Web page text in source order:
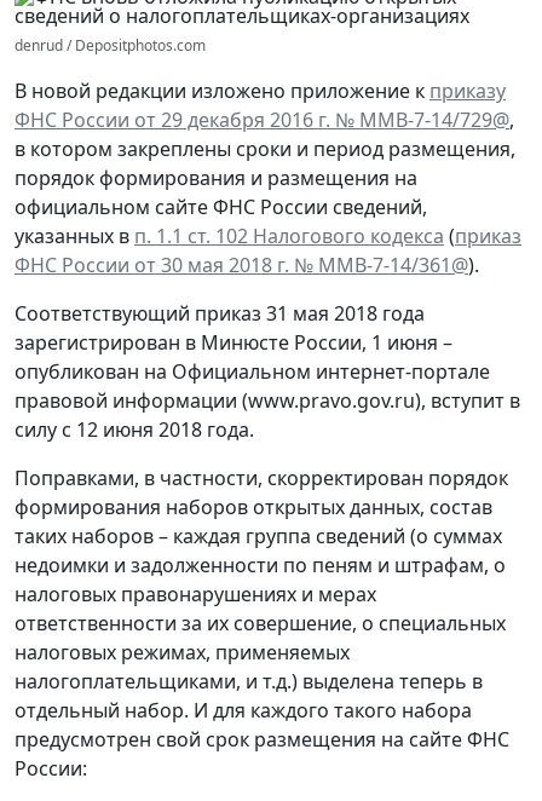
denrud / Depositphotos.com
В новой редакции изложено приложение к приказу
ФНС России от 29 декабря 2016 г. № ММВ-7-14/729@,
в котором закреплены сроки и период размещения,
порядок формирования и размещения на
официальном сайте ФНС России сведений,
указанных в п. 1.1 ст. 102 Налогового кодекса (приказ
ФНС России от 30 мая 2018 г. № ММВ-7-14/361@).
Соответствующий приказ 31 мая 2018 года
зарегистрирован в Минюсте России, 1 июня –
опубликован на Официальном интернет-портале
правовой информации (www.pravo.gov.ru), вступит в
силу с 12 июня 2018 года.
Поправками, в частности, скорректирован порядок
формирования наборов открытых данных, состав
таких наборов – каждая группа сведений (о суммах
недоимки и задолженности по пеням и штрафам, о
налоговых правонарушениях и мерах
ответственности за их совершение, о специальных
налоговых режимах, применяемых
налогоплательщиками, и т.д.) выделена теперь в
отдельный набор. И для каждого такого набора
предусмотрен свой срок размещения на сайте ФНС
России: